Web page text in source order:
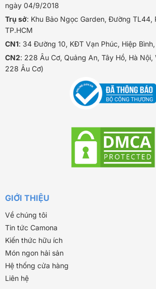
ngày 04/9/2018
Trụ sở: Khu Bảo Ngọc Garden, Đường TL44,
TP.HCM
CN1: 34 Đường 10, KĐT Vạn Phúc, Hiệp Bình,
CN2: 228 Âu Cơ, Quảng An, Tây Hồ, Hà
228 Âu Cơ)
GIỚI THIỆU
Về chúng tôi
Tin tức Camona
Kiến thức hữu ích
Món ngon hải sản
Hệ thống cửa hàng
Liên hệ